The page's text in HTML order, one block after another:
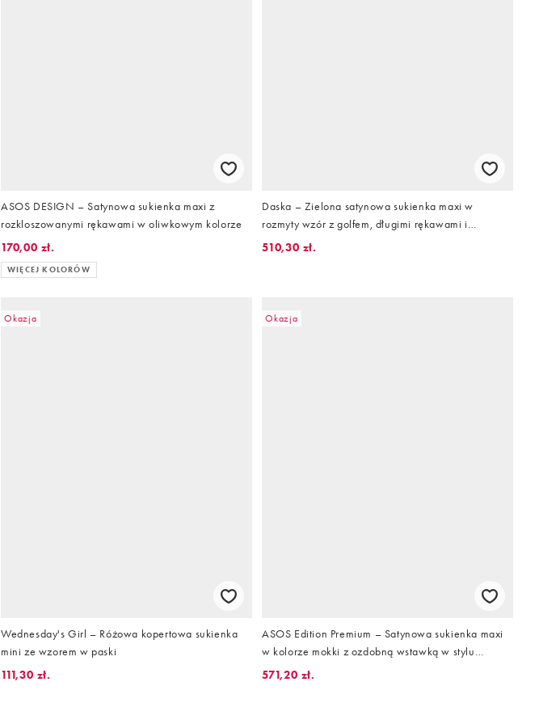
ASOS DESIGN – Satynowa sukienka maxi z
rozkloszowanymi rękawami w oliwkowym kolorze
170,00 zł.
WIĘCEJ KOLORÓW
Daska – Zielona satynowa sukienka maxi w
rozmyty wzór z golfem, długimi rękawami i
ozdobnym węzłem
510,30 zł.
Okazja
Wednesday's Girl – Różowa kopertowa sukienka
mini ze wzorem w paski
111,30 zł.
Okazja
ASOS Edition Premium – Satynowa sukienka maxi
w kolorze mokki z ozdobną wstawką w stylu
sznurka zdobioną strasami
571,20 zł.